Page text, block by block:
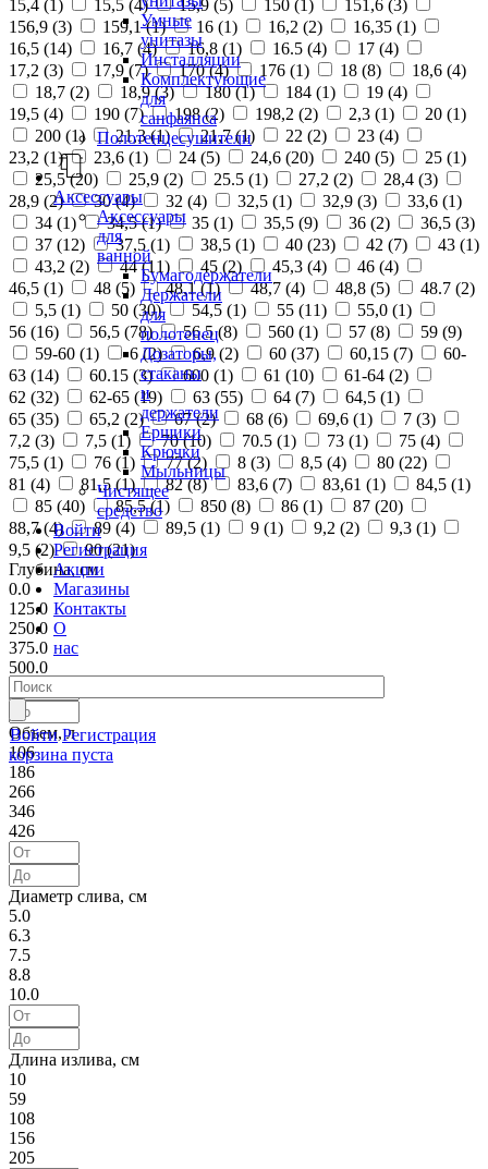
Умные
унитазы
Инсталляции
Комплектующие
для
санфаянса
Полотенцесушители
Аксессуары
Аксессуары
для
ванной
Бумагодержатели
Держатели
для
полотенец
Дозаторы,
стаканы
и
держатели
Ершики
Крючки
Мыльницы
Чистящее
средство
Войти
Регистрация
Акции
Магазины
Контакты
О
нас
Войти Регистрация
корзина пуста
15,4 (1 ) 15,5 (4) 15,9 (5) 150 (1 ) 151,6 (3)
156,9 (3) 159,1 (1) 16 (1) 16,2 (2) 16,35 (1)
16,5 (14) 16,7 (4) 16,8 (1) 16.5 (4) 17 (4)
17,2 (3) 17,9 (7) 170 (4) 176 (1) 18 (8) 18,6 (4)
18,7 (2) 18,9 (3) 180 (1) 184 (1) 19 (4)
19,5 (4) 190 (7) 198 (2) 198,2 (2) 2,3 (1) 20 (1)
200 (1) 21,3 (1) 21,7 (1) 22 (2) 23 (4)
23,2 (1) 23,6 (1) 24 (5) 24,6 (20) 240 (5) 25 (1)
25,5 (20) 25,9 (2) 25.5 (1) 27,2 (2) 28,4 (3)
28,9 (2) 30 (4) 32 (4) 32,5 (1) 32,9 (3) 33,6 (1)
34 (1) 34,5 (1) 35 (1) 35,5 (9) 36 (2) 36,5 (3)
37 (12) 37,5 (1) 38,5 (1) 40 (23) 42 (7) 43 (1)
43,2 (2) 44 (11) 45 (2) 45,3 (4) 46 (4)
46,5 (1) 48 (5) 48,1 (1) 48,7 (4) 48,8 (5) 48.7 (2)
5,5 (1) 50 (30) 54,5 (1) 55 (11) 55,0 (1)
56 (16) 56,5 (78) 56.5 (8) 560 (1) 57 (8) 59 (9)
59-60 (1) 6 (2) 6,9 (2) 60 (37) 60,15 (7)
60-
63 (14) 60.15 (3) 600 (1) 61 (10) 61-64 (2)
62 (32) 62-65 (19) 63 (55) 64 (7) 64,5 (1)
65 (35) 65,2 (2) 67 (2) 68 (6) 69,6 (1) 7 (3)
7,2 (3) 7,5 (1) 70 (10) 70.5 (1) 73 (1) 75 (4)
75,5 (1) 76 (1) 77 (2) 8 (3) 8,5 (4) 80 (22)
81 (4) 81,5 (1) 82 (8) 83,6 (7) 83,61 (1) 84,5 (1)
85 (40) 85,5 (1) 850 (8) 86 (1) 87 (20)
88,7 (4) 89 (4) 89,5 (1) 9 (1) 9,2 (2) 9,3 (1)
9,5 (2) 90 (21)
Глубина, см
0.0
125.0
250.0
375.0
500.0
Объем, л
106
186
266
346
426
Диаметр слива, см
5.0
6.3
7.5
8.8
10.0
Длина излива, см
10
59
108
156
205